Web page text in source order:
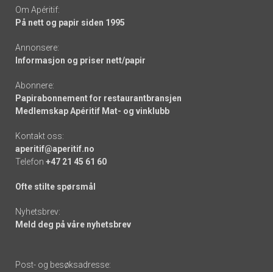
Om Apéritif:
På nett og papir siden 1995
Annonsere:
Informasjon og priser nett/papir
Abonnere:
Papirabonnement for restaurantbransjen
Medlemskap Apéritif Mat- og vinklubb
Kontakt oss:
aperitif@aperitif.no
Telefon +47 21 45 61 60
Ofte stilte spørsmål
Nyhetsbrev:
Meld deg på våre nyhetsbrev
Post- og besøksadresse: